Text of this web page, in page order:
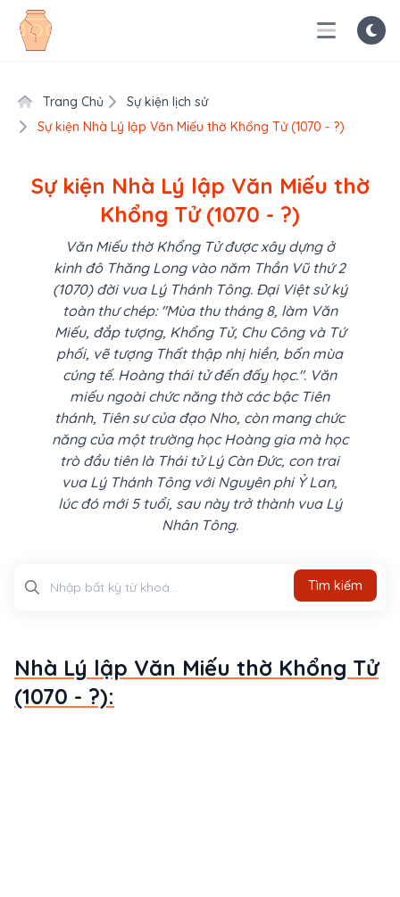
Trang Chủ
Sự kiện lịch sử
Sự kiện Nhà Lý lập Văn Miếu thờ Khổng Tử (1070 - ?)
Sự kiện Nhà Lý lập Văn Miếu thờ
Khổng Tử (1070 - ?)
Văn Miếu thờ Khổng Tử được xây dựng ở
kinh đô Thăng Long vào năm Thần Vũ thứ 2
(1070) đời vua Lý Thánh Tông. Đại Việt sử ký
toàn thư chép: "Mùa thu tháng 8, làm Văn
Miếu, đắp tượng, Khổng Tử, Chu Công và Tứ
phối, vẽ tượng Thất thập nhị hiền, bốn mùa
cúng tế. Hoàng thái tử đến đấy học.". Văn
miếu ngoài chức năng thờ các bậc Tiên
thánh, Tiên sư của đạo Nho, còn mang chức
năng của một trường học Hoàng gia mà học
trò đầu tiên là Thái tử Lý Càn Đức, con trai
vua Lý Thánh Tông với Nguyên phi Ỷ Lan,
lúc đó mới 5 tuổi, sau này trở thành vua Lý
Nhân Tông.
Tìm kiếm
Nhà Lý lập Văn Miếu thờ Khổng Tử
(1070 - ?):